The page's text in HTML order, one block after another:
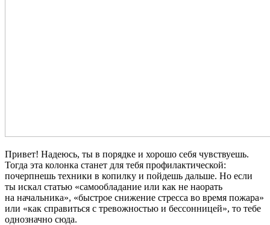
Привет! Надеюсь, ты в порядке и хорошо себя чувствуешь.
Тогда эта колонка станет для тебя профилактической:
почерпнешь техники в копилку и пойдешь дальше. Но если
ты искал статью «самообладание или как не наорать
на начальника», «быстрое снижение стресса во время пожара»
или «как справиться с тревожностью и бессонницей», то тебе
однозначно сюда.